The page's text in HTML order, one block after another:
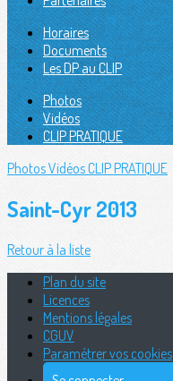
Horaires
Documents
Les DP au CLIP
Photos
Vidéos
CLIP PRATIQUE
PhotosVidéosCLIP PRATIQUE
Saint-Cyr 2013
Retour à la liste
Plan du site
Licences
Mentions légales
CGUV
Paramétrer vos cookies